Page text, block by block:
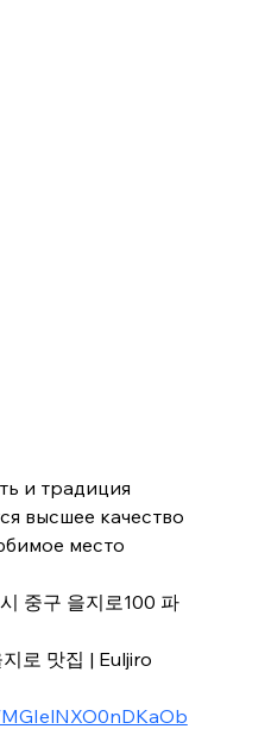
и традиция
высшее качество
место
중구 을지로100 파
로 맛집 | Euljiro